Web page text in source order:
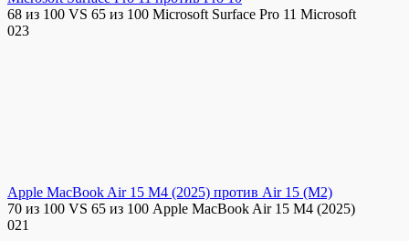
68 из 100 VS 65 из 100 Microsoft Surface Pro 11 Microsoft
023
Apple MacBook Air 15 M4 (2025) против Air 15 (M2)
70 из 100 VS 65 из 100 Apple MacBook Air 15 M4 (2025)
021